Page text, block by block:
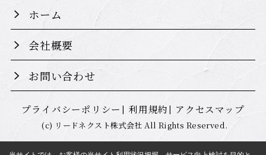
ホーム
会社概要
お問い合わせ
プライバシーポリシー 利用規約 アクセスマップ
(c) リードネクスト株式会社 All Rights Reserved.